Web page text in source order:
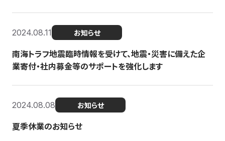
2024.08.11 お知らせ
南海トラフ地震臨時情報を受けて、地震・災害に備えた企
業寄付・社内募金等のサポートを強化します
2024.08.08 お知らせ
夏季休業のお知らせ